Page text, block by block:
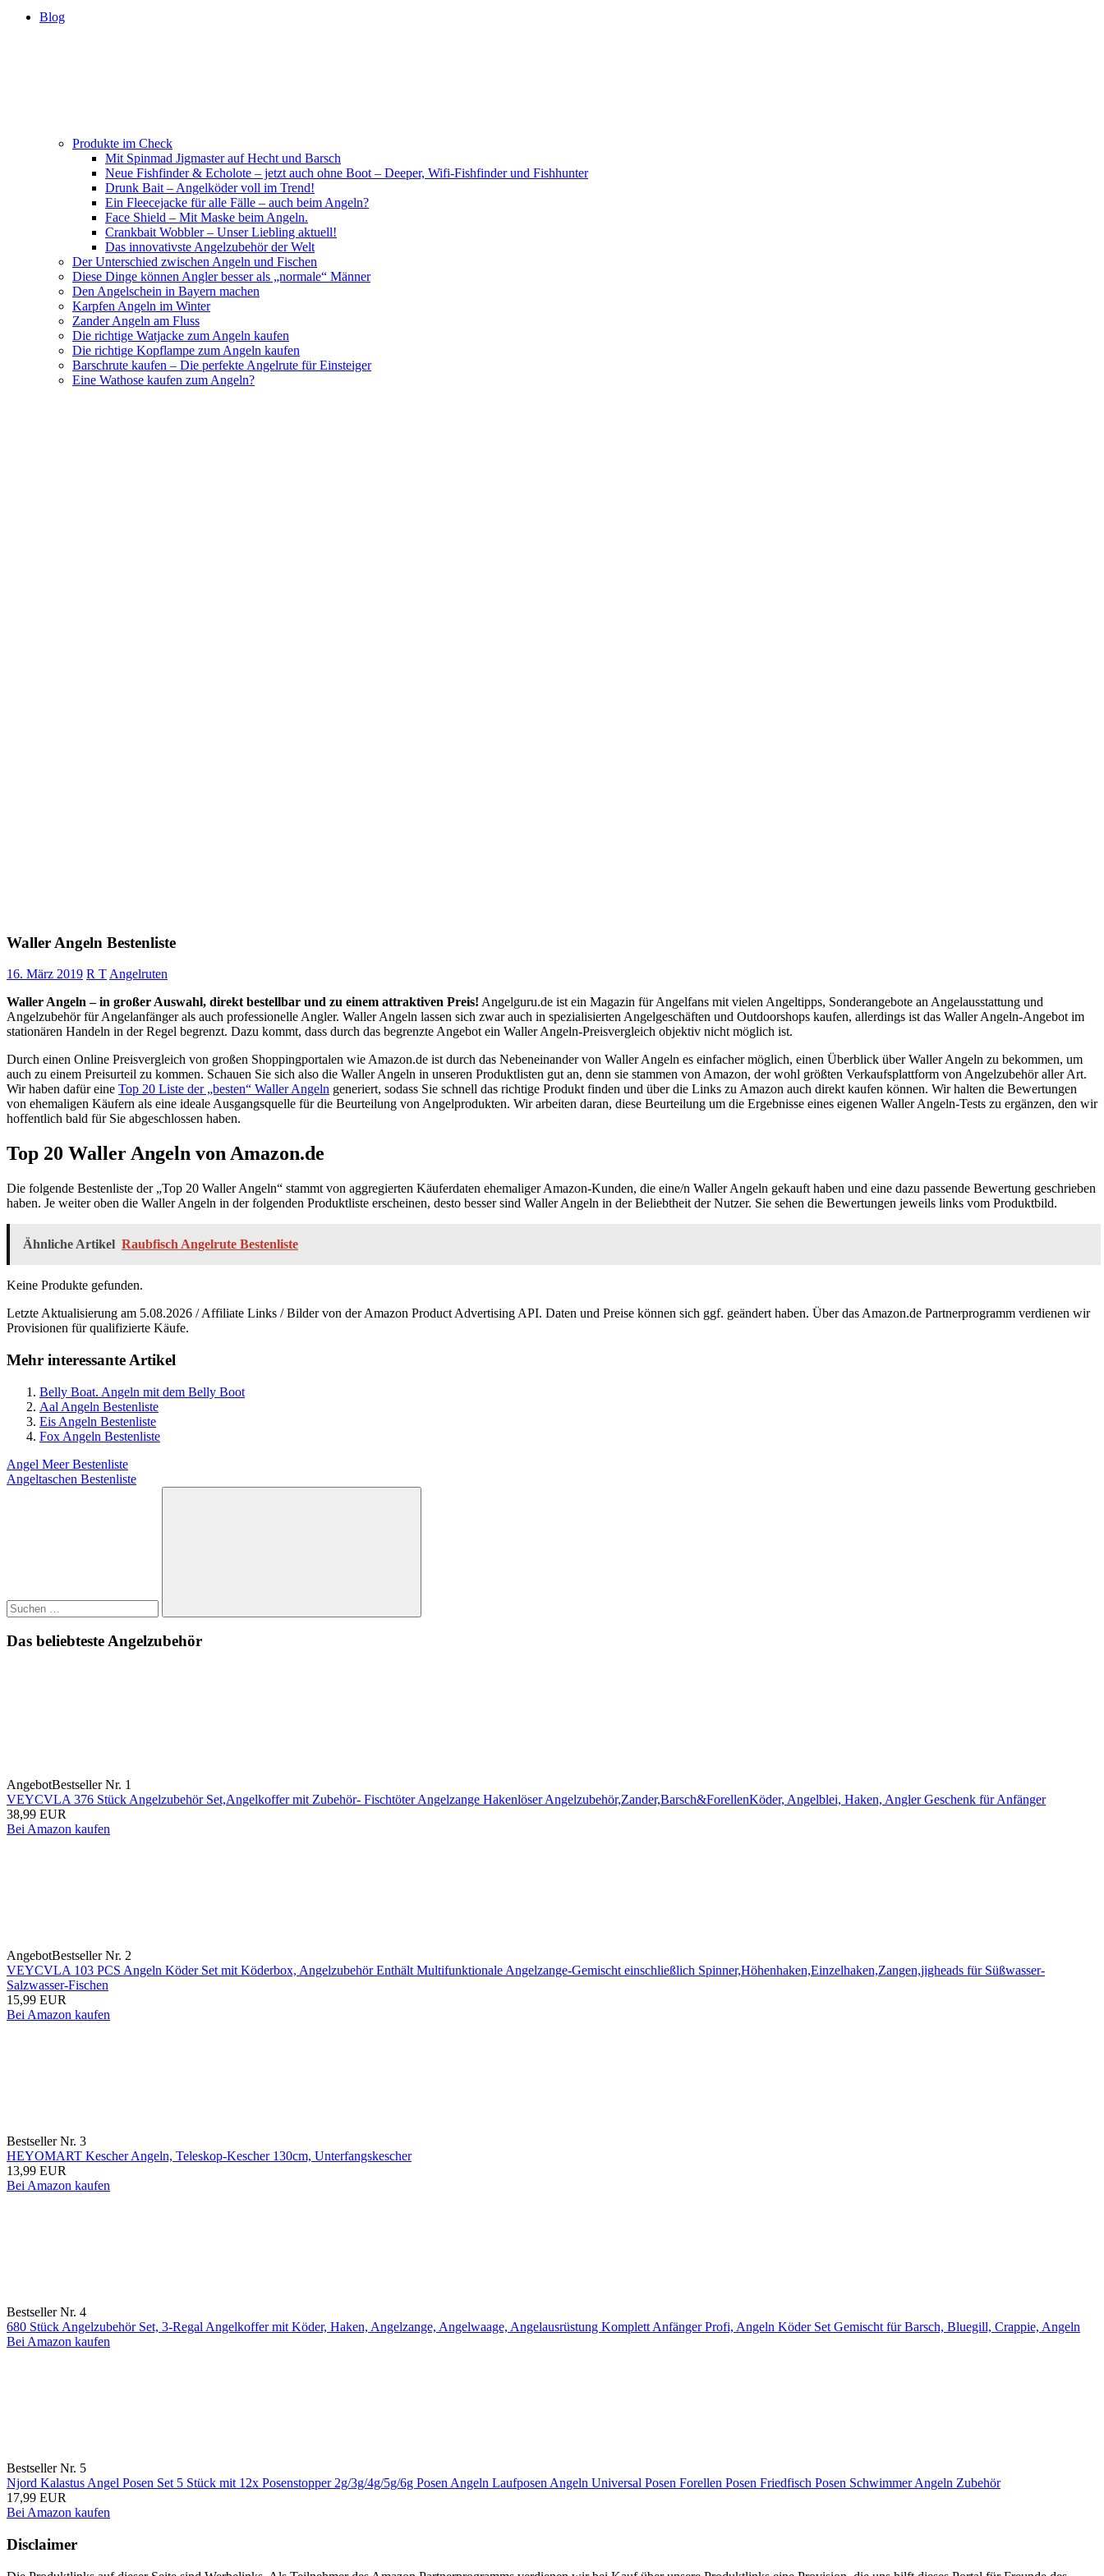
Blog
Produkte im Check
Mit Spinmad Jigmaster auf Hecht und Barsch
Neue Fishfinder & Echolote – jetzt auch ohne Boot – Deeper, Wifi-Fishfinder und Fishhunter
Drunk Bait – Angelköder voll im Trend!
Ein Fleecejacke für alle Fälle – auch beim Angeln?
Face Shield – Mit Maske beim Angeln.
Crankbait Wobbler – Unser Liebling aktuell!
Das innovativste Angelzubehör der Welt
Der Unterschied zwischen Angeln und Fischen
Diese Dinge können Angler besser als „normale“ Männer
Den Angelschein in Bayern machen
Karpfen Angeln im Winter
Zander Angeln am Fluss
Die richtige Watjacke zum Angeln kaufen
Die richtige Kopflampe zum Angeln kaufen
Barschrute kaufen – Die perfekte Angelrute für Einsteiger
Eine Wathose kaufen zum Angeln?
Waller Angeln Bestenliste
16. März 2019 R TAngelruten
Waller Angeln – in großer Auswahl, direkt bestellbar und zu einem attraktiven Preis! Angelguru.de ist ein Magazin für Angelfans mit vielen Angeltipps, Sonderangebote an Angelausstattung und
Angelzubehör für Angelanfänger als auch professionelle Angler. Waller Angeln lassen sich zwar auch in spezialisierten Angelgeschäften und Outdoorshops kaufen, allerdings ist das Waller Angeln-Angebot im
stationären Handeln in der Regel begrenzt. Dazu kommt, dass durch das begrenzte Angebot ein Waller Angeln-Preisvergleich objektiv nicht möglich ist.
Durch einen Online Preisvergleich von großen Shoppingportalen wie Amazon.de ist durch das Nebeneinander von Waller Angeln es einfacher möglich, einen Überblick über Waller Angeln zu bekommen, um
auch zu einem Preisurteil zu kommen. Schauen Sie sich also die Waller Angeln in unseren Produktlisten gut an, denn sie stammen von Amazon, der wohl größten Verkaufsplattform von Angelzubehör aller Art.
Wir haben dafür eine Top 20 Liste der „besten“ Waller Angeln generiert, sodass Sie schnell das richtige Produkt finden und über die Links zu Amazon auch direkt kaufen können. Wir halten die Bewertungen
von ehemaligen Käufern als eine ideale Ausgangsquelle für die Beurteilung von Angelprodukten. Wir arbeiten daran, diese Beurteilung um die Ergebnisse eines eigenen Waller Angeln-Tests zu ergänzen, den wir
hoffentlich bald für Sie abgeschlossen haben.
Top 20 Waller Angeln von Amazon.de
Die folgende Bestenliste der „Top 20 Waller Angeln“ stammt von aggregierten Käuferdaten ehemaliger Amazon-Kunden, die eine/n Waller Angeln gekauft haben und eine dazu passende Bewertung geschrieben
haben. Je weiter oben die Waller Angeln in der folgenden Produktliste erscheinen, desto besser sind Waller Angeln in der Beliebtheit der Nutzer. Sie sehen die Bewertungen jeweils links vom Produktbild.
Ähnliche Artikel Raubfisch Angelrute Bestenliste
Keine Produkte gefunden.
Letzte Aktualisierung am 5.08.2026 / Affiliate Links / Bilder von der Amazon Product Advertising API. Daten und Preise können sich ggf. geändert haben. Über das Amazon.de Partnerprogramm verdienen wir
Provisionen für qualifizierte Käufe.
Mehr interessante Artikel
Belly Boat. Angeln mit dem Belly Boot
Aal Angeln Bestenliste
Eis Angeln Bestenliste
Fox Angeln Bestenliste
Beitragsnavigation
Vorheriger
Beitrag:
Angel Meer Bestenliste
Nächster
Angeltaschen Bestenliste
Suchen
Das beliebteste Angelzubehör
AngebotBestseller Nr. 1
VEYCVLA 376 Stück Angelzubehör Set,Angelkoffer mit Zubehör- Fischtöter Angelzange Hakenlöser Angelzubehör,Zander,Barsch&ForellenKöder, Angelblei, Haken, Angler Geschenk für Anfänger
38,99 EUR
Bei Amazon kaufen
AngebotBestseller Nr. 2
VEYCVLA 103 PCS Angeln Köder Set mit Köderbox, Angelzubehör Enthält Multifunktionale Angelzange-Gemischt einschließlich Spinner,Höhenhaken,Einzelhaken,Zangen,jigheads für Süßwasser-
Salzwasser-Fischen
15,99 EUR
Bei Amazon kaufen
Bestseller Nr. 3
HEYOMART Kescher Angeln, Teleskop-Kescher 130cm, Unterfangskescher
13,99 EUR
Bei Amazon kaufen
Bestseller Nr. 4
680 Stück Angelzubehör Set, 3-Regal Angelkoffer mit Köder, Haken, Angelzange, Angelwaage, Angelausrüstung Komplett Anfänger Profi, Angeln Köder Set Gemischt für Barsch, Bluegill, Crappie, Angeln
Bei Amazon kaufen
Bestseller Nr. 5
Njord Kalastus Angel Posen Set 5 Stück mit 12x Posenstopper 2g/3g/4g/5g/6g Posen Angeln Laufposen Angeln Universal Posen Forellen Posen Friedfisch Posen Schwimmer Angeln Zubehör
17,99 EUR
Bei Amazon kaufen
Disclaimer